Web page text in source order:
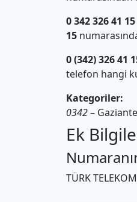
0 342 326 41 15
15
0 (342) 326 41
telefon hangi
Kategoriler:
0342–
Ek
TÜRK